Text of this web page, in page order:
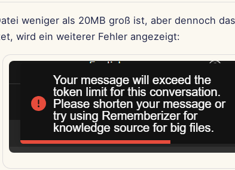
weniger als 20MB groß ist, aber dennoch
wird ein weiterer Fehler angezeigt: